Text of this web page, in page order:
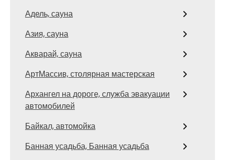
Адель, сауна
Азия, сауна
Акварай, сауна
АртМассив, столярная мастерская
Архангел на дороге, служба эвакуации
автомобилей
Байкал, автомойка
Банная усадьба, Банная усадьба